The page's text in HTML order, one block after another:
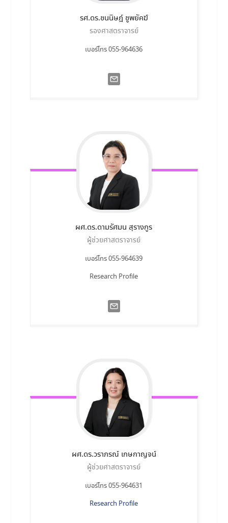
รศ.ดร.ชนนิษฎ์ ชูพยัคฆ์
รองศาสตราจารย์
เบอร์โทร 055-964636
ผศ.ดร.ดามรัศมน สุรางกูร
ผู้ช่วยศาสตราจารย์
เบอร์โทร 055-964639
Research Profile
ผศ.ดร.วราภรณ์ เกษกาญจน์
ผู้ช่วยศาสตราจารย์
เบอร์โทร 055-964631
Research Profile